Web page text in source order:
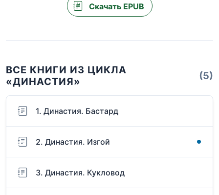
Скачать EPUB
ВСЕ КНИГИ ИЗ ЦИКЛА
«ДИНАСТИЯ»
(5)
1. Династия. Бастард
2. Династия. Изгой
3. Династия. Кукловод